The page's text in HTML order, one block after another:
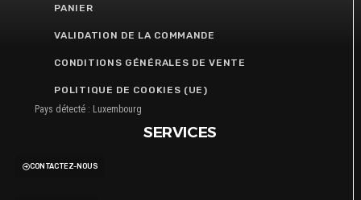
PANIER
VALIDATION DE LA COMMANDE
CONDITIONS GÉNÉRALES DE VENTE
POLITIQUE DE COOKIES (UE)
Pays détecté : Luxembourg
SERVICES
CONTACTEZ-NOUS